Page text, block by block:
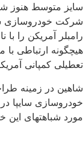
سایز متوسط هنوز
شرکت خودروسازی
رامبلر آمریکن را
هیچگونه ارتباطی
تعطیلی کمپانی
شاهین در زمینه
خودروسازی سایپا
مورد شباهتهای این